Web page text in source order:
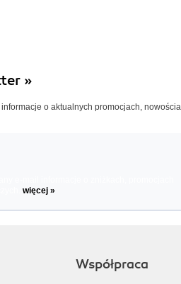
»
o aktualnych promocjach,
więcej »
Współpraca